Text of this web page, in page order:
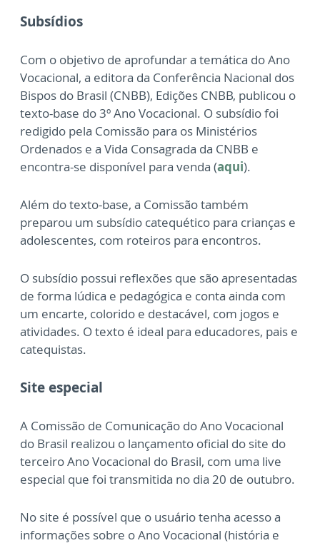
Subsídios
Com o objetivo de aprofundar a temática do Ano
Vocacional, a editora da Conferência Nacional dos
Bispos do Brasil (CNBB), Edições CNBB, publicou o
texto-base do 3º Ano Vocacional. O subsídio foi
redigido pela Comissão para os Ministérios
Ordenados e a Vida Consagrada da CNBB e
encontra-se disponível para venda (aqui).
Além do texto-base, a Comissão também
preparou um subsídio catequético para crianças e
adolescentes, com roteiros para encontros.
O subsídio possui reflexões que são apresentadas
de forma lúdica e pedagógica e conta ainda com
um encarte, colorido e destacável, com jogos e
atividades. O texto é ideal para educadores, pais e
catequistas.
Site especial
A Comissão de Comunicação do Ano Vocacional
do Brasil realizou o lançamento oficial do site do
terceiro Ano Vocacional do Brasil, com uma live
especial que foi transmitida no dia 20 de outubro.
No site é possível que o usuário tenha acesso a
informações sobre o Ano Vocacional (história e